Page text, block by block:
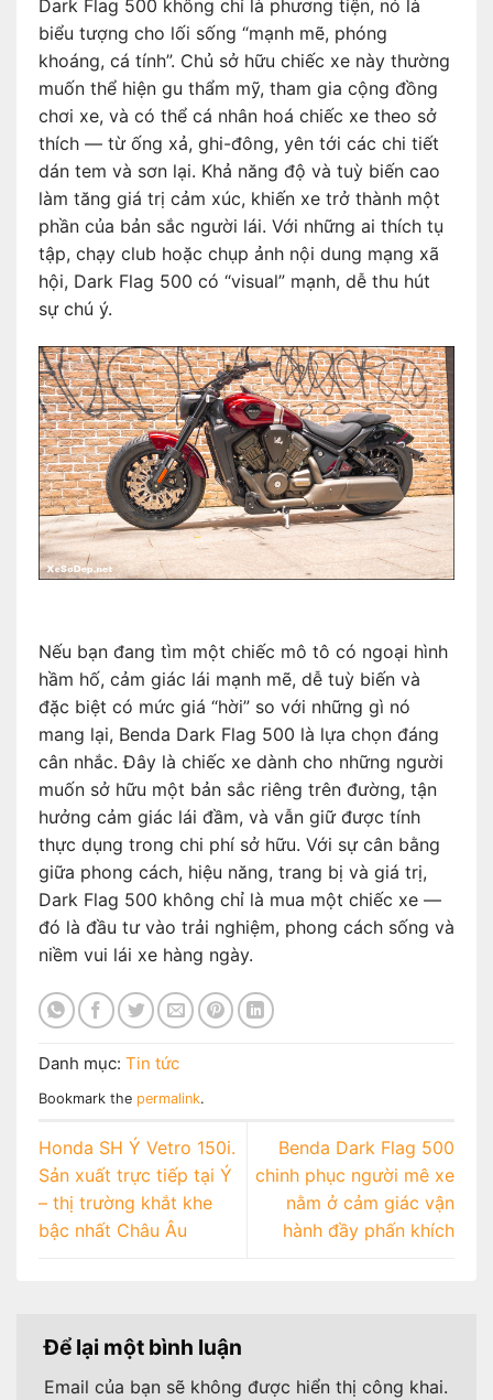
Dark Flag 500 không chỉ là phương tiện, nó là
biểu tượng cho lối sống “mạnh mẽ, phóng
khoáng, cá tính”. Chủ sở hữu chiếc xe này thường
muốn thể hiện gu thẩm mỹ, tham gia cộng đồng
chơi xe, và có thể cá nhân hoá chiếc xe theo sở
thích — từ ống xả, ghi-đông, yên tới các chi tiết
dán tem và sơn lại. Khả năng độ và tuỳ biến cao
làm tăng giá trị cảm xúc, khiến xe trở thành một
phần của bản sắc người lái. Với những ai thích tụ
tập, chạy club hoặc chụp ảnh nội dung mạng xã
hội, Dark Flag 500 có “visual” mạnh, dễ thu hút
sự chú ý.
Nếu bạn đang tìm một chiếc mô tô có ngoại hình
hầm hố, cảm giác lái mạnh mẽ, dễ tuỳ biến và
đặc biệt có mức giá “hời” so với những gì nó
mang lại, Benda Dark Flag 500 là lựa chọn đáng
cân nhắc. Đây là chiếc xe dành cho những người
muốn sở hữu một bản sắc riêng trên đường, tận
hưởng cảm giác lái đầm, và vẫn giữ được tính
thực dụng trong chi phí sở hữu. Với sự cân bằng
giữa phong cách, hiệu năng, trang bị và giá trị,
Dark Flag 500 không chỉ là mua một chiếc xe —
đó là đầu tư vào trải nghiệm, phong cách sống và
niềm vui lái xe hàng ngày.
Danh mục: Tin tức
Bookmark the permalink.
Honda SH Ý Vetro 150i.
Sản xuất trực tiếp tại Ý
– thị trường khắt khe
bậc nhất Châu Âu
Benda Dark Flag 500
chinh phục người mê xe
nằm ở cảm giác vận
hành đầy phấn khích
Để lại một bình luận
Email của bạn sẽ không được hiển thị công khai.